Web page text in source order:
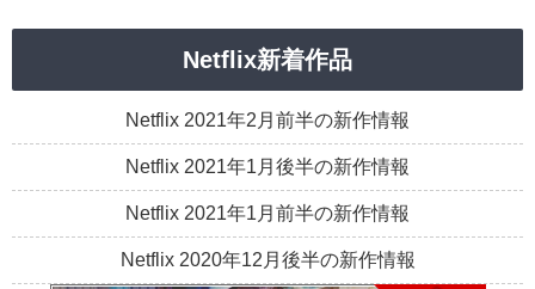
Netflix新着作品
Netflix 2021年2月前半の新作情報
Netflix 2021年1月後半の新作情報
Netflix 2021年1月前半の新作情報
Netflix 2020年12月後半の新作情報